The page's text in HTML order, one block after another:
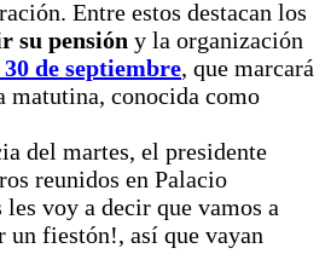
Entre estos destacan los
su pensión y la organización
de septiembre, que marcará
matutina, conocida como
del martes, el presidente
reunidos en Palacio
voy a decir que vamos a
un fiestón!, así que vayan